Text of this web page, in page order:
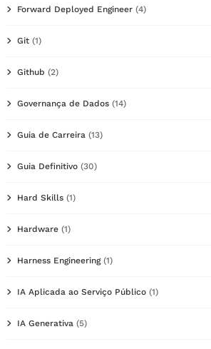
Forward Deployed Engineer (4)
Git (1)
Github (2)
Governança de Dados (14)
Guia de Carreira (13)
Guia Definitivo (30)
Hard Skills (1)
Hardware (1)
Harness Engineering(1)
IA Aplicada ao Serviço Público (1)
IA Generativa (5)